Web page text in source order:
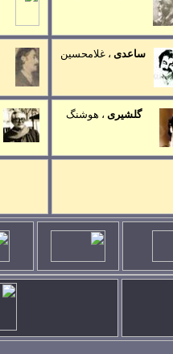
ساعدی ، غلامحسين
گلشيری ، هوشنگ